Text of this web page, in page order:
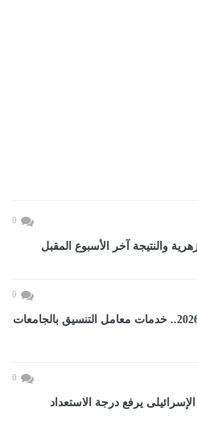
0
والنتيجة آخر الأسبوع المقبل
0
تنسيق المرحلة الأولى 2026.. خدمات معامل التنسيق بالجامعات
0
يرفع درجة الاستعداد